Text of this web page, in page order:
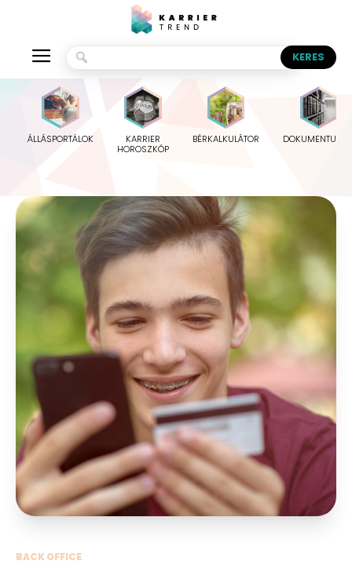
ÁLLÁSPORTÁLOK
KARRIER
HOROSZKÓP
BÉRKALKULÁTOR
BACK OFFICE